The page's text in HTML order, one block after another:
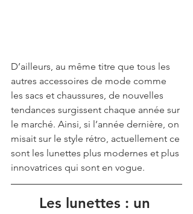
D’ailleurs, au même titre que tous les
autres accessoires de mode comme
les sacs et chaussures, de nouvelles
tendances surgissent chaque année sur
le marché. Ainsi, si l’année dernière, on
misait sur le style rétro, actuellement ce
sont les lunettes plus modernes et plus
innovatrices qui sont en vogue.
Les lunettes : un